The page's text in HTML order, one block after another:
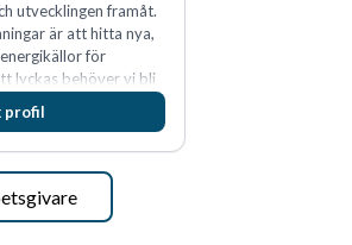
utvecklingen framåt.
är att hitta nya,
för
lyckas behöver vi bli
skillnad.
profil